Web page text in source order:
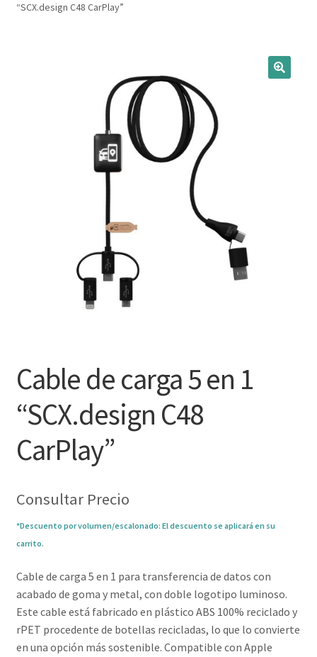
Catálogo
hijo
Técnicas del grabado
“SCX.design C48 CarPlay”
Cable de carga 5 en 1
“SCX.design C48
CarPlay”
Consultar Precio
*Descuento por volumen/escalonado: El descuento se aplicará en su
carrito.
Cable de carga 5 en 1 para transferencia de datos con
acabado de goma y metal, con doble logotipo luminoso.
Este cable está fabricado en plástico ABS 100% reciclado y
rPET procedente de botellas recicladas, lo que lo convierte
en una opción más sostenible. Compatible con Apple